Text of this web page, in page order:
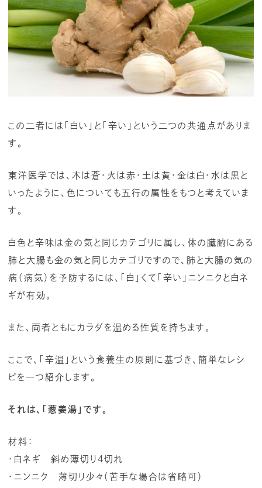
この二者には「白い」と「辛い」という二つの共通点がありま
す。
東洋医学では、木は蒼・火は赤・土は黄・金は白・水は黒と
いったように、色についても五行の属性をもつと考えていま
す。
白色と辛味は金の気と同じカテゴリに属し、体の臓腑にある
肺と大腸も金の気と同じカテゴリですので、肺と大腸の気の
病（病気）を予防するには、「白」くて「辛い」ニンニクと白ネ
ギが有効。
また、両者ともにカラダを温める性質を持ちます。
ここで、「辛温」という食養生の原則に基づき、簡単なレシ
ピを一つ紹介します。
それは、「葱姜湯」です。
材料：
・白ネギ 斜め薄切り4切れ
・ニンニク 薄切り少々（苦手な場合は省略可）